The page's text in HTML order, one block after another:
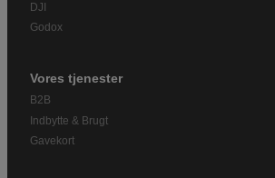
DJI
Godox
Vores tjenester
B2B
Indbytte & Brugt
Gavekort